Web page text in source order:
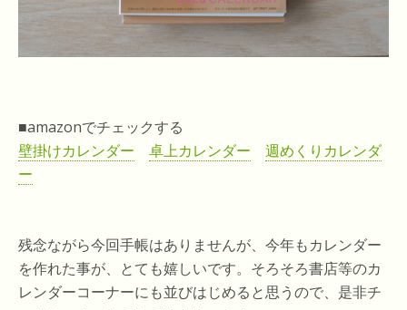
■amazonでチェックする
壁掛けカレンダー
卓上カレンダー
週めくりカレンダ
ー
残念ながら今回手帳はありませんが、今年もカレンダー
を作れた事が、とても嬉しいです。そろそろ書店等のカ
レンダーコーナーにも並びはじめると思うので、是非チ